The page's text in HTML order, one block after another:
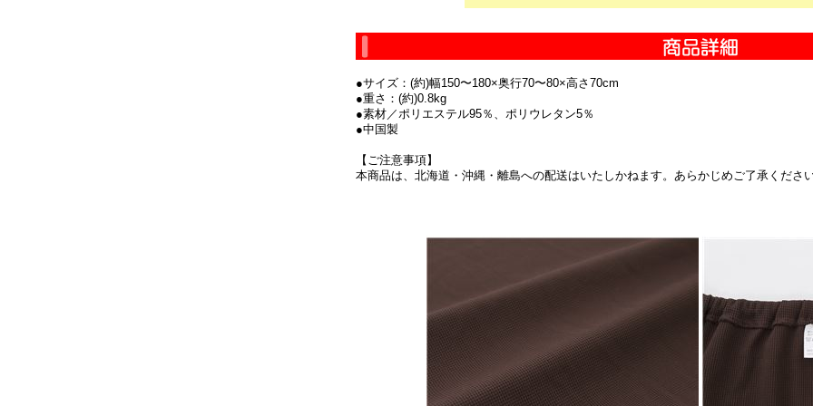
●サイズ：(約)幅150〜180×奥行70〜80×高さ70cm
●重さ：(約)0.8kg
●素材／ポリエステル95％、ポリウレタン5％
●中国製
【ご注意事項】
本商品は、北海道・沖縄・離島への配送はいたしかねます。あらかじめご了承くださ